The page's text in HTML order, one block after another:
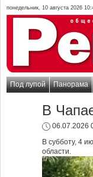
понедельник, 10 августа 2026
Под лупой Панорама
В
06.07.2026
В субботу, 4
области.